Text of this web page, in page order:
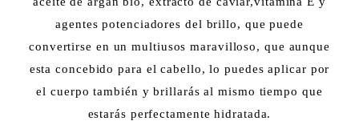
agentes potenciadores del brillo, que puede
convertirse en un multiusos maravilloso, que aunque
esta concebido para el cabello, lo puedes aplicar por
el cuerpo también y brillarás al mismo tiempo que
estarás perfectamente hidratada.